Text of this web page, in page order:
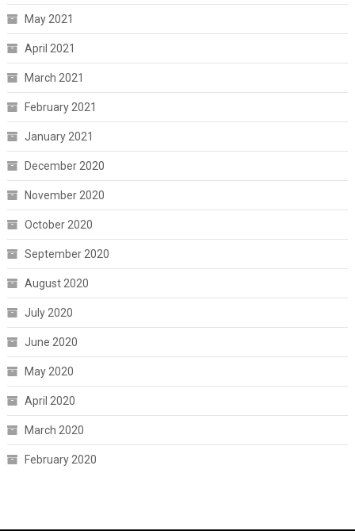
May 2021
April 2021
March 2021
February 2021
January 2021
December 2020
November 2020
October 2020
September 2020
August 2020
July 2020
June 2020
May 2020
April 2020
March 2020
February 2020